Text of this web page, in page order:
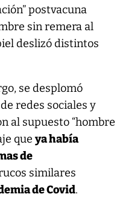
postvacuna
sin remera al
deslizó distintos
se desplomó
redes sociales y
al supuesto “hombre
queya había
de
similares
de Covid.